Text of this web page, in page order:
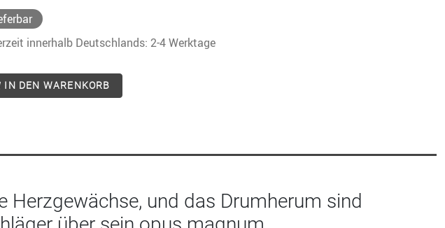
innerhalb Deutschlands: 2-4 Werktage
IN DEN WARENKORB
Herzgewächse, und das Drumherum sind